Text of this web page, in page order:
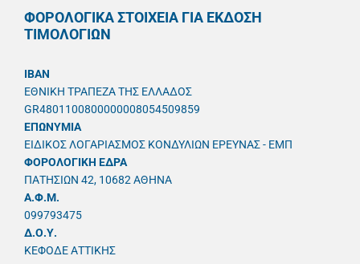
ΦΟΡΟΛΟΓΙΚΑ ΣΤΟΙΧΕΙΑ ΓΙΑ ΕΚΔΟΣΗ
ΤΙΜΟΛΟΓΙΩΝ
IBAN
ΕΘΝΙΚΗ ΤΡΑΠΕΖΑ ΤΗΣ ΕΛΛΑΔΟΣ
GR4801100800000008054509859
ΕΠΩΝΥΜΙΑ
ΕΙΔΙΚΟΣ ΛΟΓΑΡΙΑΣΜΟΣ ΚΟΝΔΥΛΙΩΝ ΕΡΕΥΝΑΣ - ΕΜΠ
ΦΟΡΟΛΟΓΙΚΗ ΕΔΡΑ
ΠΑΤΗΣΙΩΝ 42, 10682 ΑΘΗΝΑ
A.Φ.Μ.
099793475
Δ.Ο.Υ.
ΚΕΦΟΔΕ ΑΤΤΙΚΗΣ